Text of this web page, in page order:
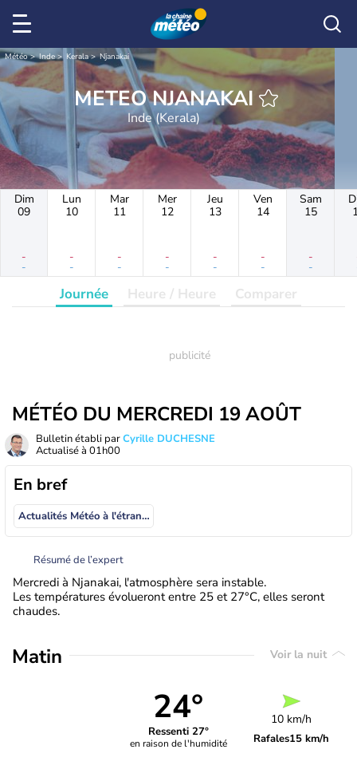
Météo Inde Kerala Njanakai
METEO NJANAKAI
Inde (Kerala)
Dim
09
-
-
Lun
10
-
-
Mar
11
-
-
Mer
12
-
-
Jeu
13
-
-
Ven
14
-
-
Sam
15
-
-
Journée Heure / Heure Comparer
MÉTÉO DU MERCREDI 19 AOÛT
Bulletin établi parCyrille DUCHESNE
Actualisé à 01h00
En bref
Actualités Météo à l'étranger
Résumé de l’expert
Mercredi à Njanakai, l'atmosphère sera instable.
Les températures évolueront entre 25 et 27°C, elles seront
chaudes.
Matin Voir la nuit
24°
Ressenti 27°
en raison de l'humidité
10 km/h
Rafales15 km/h